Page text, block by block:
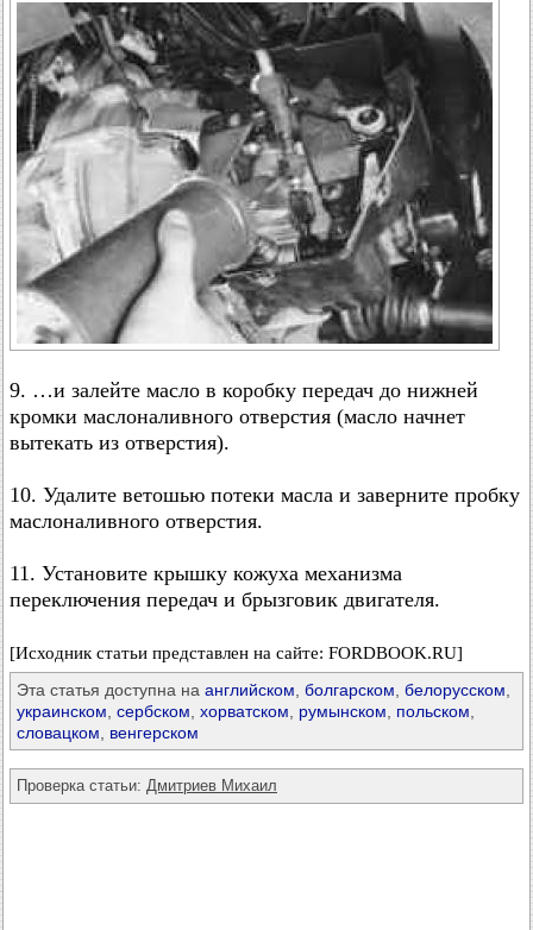
9. …и залейте масло в коробку передач до нижней
кромки маслоналивного отверстия (масло начнет
вытекать из отверстия).
10. Удалите ветошью потеки масла и заверните пробку
маслоналивного отверстия.
11. Установите крышку кожуха механизма
переключения передач и брызговик двигателя.
[Исходник статьи представлен на сайте: FORDBOOK.RU]
Эта статья доступна на английском болгарском белорусском
украинском сербском хорватском румынском польском
словацком
венгерском
Проверка статьи: Дмитриев Михаил